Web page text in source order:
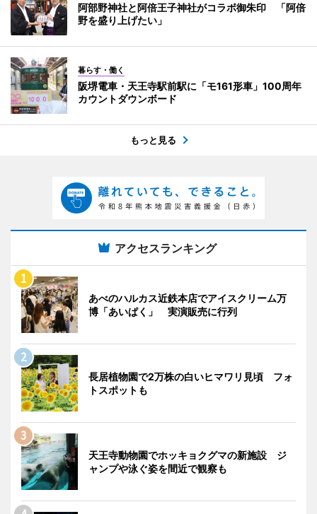
阿部野神社と阿倍王子神社がコラボ御朱印 「阿倍
野を盛り上げたい」
暮らす・働く
阪堺電車・天王寺駅前駅に「モ161形車」100周年
カウントダウンボード
もっと見る
アクセスランキング
あべのハルカス近鉄本店でアイスクリーム万
博「あいぱく」 実演販売に行列
長居植物園で2万株の白いヒマワリ見頃 フォ
トスポットも
天王寺動物園でホッキョクグマの新施設 ジ
ャンプや泳ぐ姿を間近で観察も